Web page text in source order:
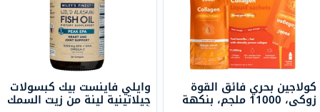
كولاجين بحري فائق القوة
زوكي، 11000 ملجم، بنكهة
وايلي فاينست بيك كبسولات
جيلاتينية لينة من زيت السمك